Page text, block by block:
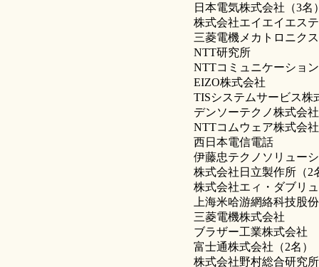
日本電気株式会社（3名
株式会社エイエイエス
三菱電機メカトロニク
NTT研究所
NTTコミュニケーショ
EIZO株式会社
TISシステムサービス株
デンソーテクノ株式会社
NTTコムウェア株式会社
西日本電信電話
伊藤忠テクノソリュー
株式会社日立製作所（2
株式会社エィ・ダブリ
上海米哈游網絡科技股
三菱電機株式会社
ブラザー工業株式会社
富士通株式会社（2名）
株式会社野村総合研究所